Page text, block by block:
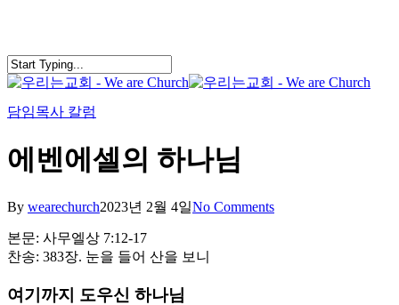
content
담임목사 칼럼
에벤에셀의 하나님
By wearechurch2023년 2월 4일No Comments
본문: 사무엘상 7:12-17
찬송: 383장. 눈을 들어 산을 보니
여기까지 도우신 하나님